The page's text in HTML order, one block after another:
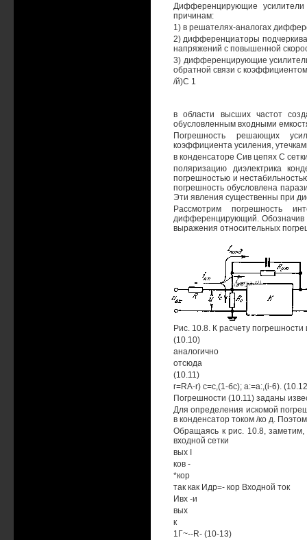
Дифференцирующие
причинам:
1) в решателях-аналогах
2) дифференциаторы
напряжений с повышенной
3) дифференцирующие
обратной связи с
/й)С 1
в области высших частот
обусловленным входными
Погрешность решающих
коэффициента усиления,
в конденсаторе Сив цепях С
поляризацию диэлектрика
погрешностью и
погрешность обусловлена
Эти явления существенны при
Рассмотрим погрешность
дифференцирующий. Обозначив
выражения относительных
Рис. 10.8. К расчету
(10.10)
аналогично
отсюда
(10.11)
r=RA-r) с=с,(1-бс); a:=a:,(i-6).
Погрешности (10.11) заданы
Для определения искомой
в конденсатор током /ко д.
Обращаясь к рис. 10.8,
входной сетки
вых I
ков -
*кор
так как Идр=- кор Входной ток
Ивх -и
вых
к
1Г~--R- (10-13)